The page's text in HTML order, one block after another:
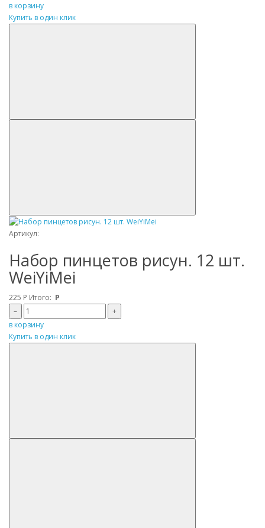
в корзину
Купить в один клик
Артикул:
Набор пинцетов рисун. 12 шт.
WeiYiMei
225 Р Итого: Р
–
+
в корзину
Купить в один клик